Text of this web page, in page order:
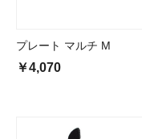
プレート マルチ M
￥4,070